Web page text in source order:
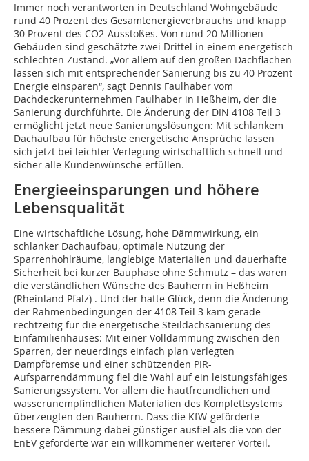
Immer noch verantworten in Deutschland Wohngebäude
rund 40 Prozent des Gesamtenergieverbrauchs und knapp
30 Prozent des CO2-Ausstoßes. Von rund 20 Millionen
Gebäuden sind geschätzte zwei Drittel in einem energetisch
schlechten Zustand. „Vor allem auf den großen Dachflächen
lassen sich mit entsprechender Sanierung bis zu 40 Prozent
Energie einsparen“, sagt Dennis Faulhaber vom
Dachdeckerunternehmen Faulhaber in Heßheim, der die
Sanierung durchführte. Die Änderung der DIN 4108 Teil 3
ermöglicht jetzt neue Sanierungslösungen: Mit schlankem
Dachaufbau für höchste energetische Ansprüche lassen
sich jetzt bei leichter Verlegung wirtschaftlich schnell und
sicher alle Kundenwünsche erfüllen.
Energieeinsparungen und höhere
Lebensqualität
Eine wirtschaftliche Lösung, hohe Dämmwirkung, ein
schlanker Dachaufbau, optimale Nutzung der
Sparrenhohlräume, langlebige Materialien und dauerhafte
Sicherheit bei kurzer Bauphase ohne Schmutz – das waren
die verständlichen Wünsche des Bauherrn in Heßheim
(Rheinland Pfalz) . Und der hatte Glück, denn die Änderung
der Rahmenbedingungen der 4108 Teil 3 kam gerade
rechtzeitig für die energetische Steildachsanierung des
Einfamilienhauses: Mit einer Volldämmung zwischen den
Sparren, der neuerdings einfach plan verlegten
Dampfbremse und einer schützenden PIR-
Aufsparrendämmung fiel die Wahl auf ein leistungsfähiges
Sanierungssystem. Vor allem die hautfreundlichen und
wasserunempfindlichen Materialien des Komplettsystems
überzeugten den Bauherrn. Dass die KfW-geförderte
bessere Dämmung dabei günstiger ausfiel als die von der
EnEV geforderte war ein willkommener weiterer Vorteil.